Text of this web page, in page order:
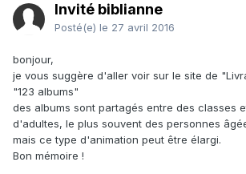
Invité biblianne
Posté(e) le 27 avril 2016
bonjour,
je vous suggère d'aller voir sur le site de
"123 albums"
des albums sont partagés entre des classes
d'adultes, le plus souvent des personnes
mais ce type d'animation peut être élargi.
Bon mémoire !